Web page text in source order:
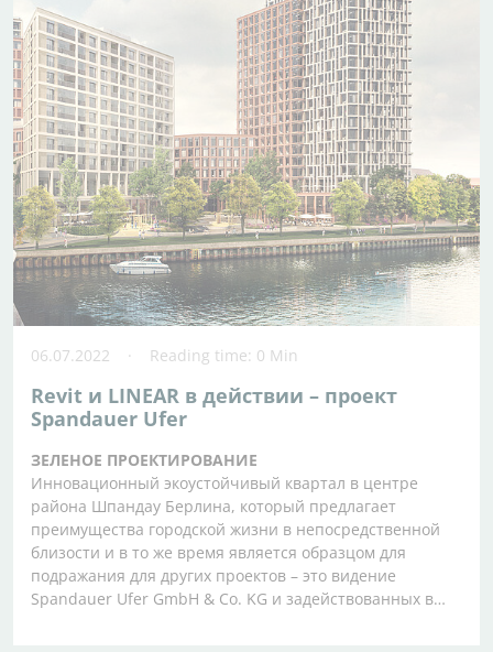
06.07.2022 Reading time: 0 Min
Revit и LINEAR в действии – проект
Spandauer Ufer
ЗЕЛЕНОЕ ПРОЕКТИРОВАНИЕ
Инновационный экоустойчивый квартал в центре
района Шпандау Берлина, который предлагает
преимущества городской жизни в непосредственной
близости и в то же время является образцом для
подражания для других проектов – это видение
Spandauer Ufer GmbH & Co. KG и задействованных в…